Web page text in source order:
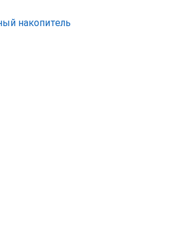
накопитель